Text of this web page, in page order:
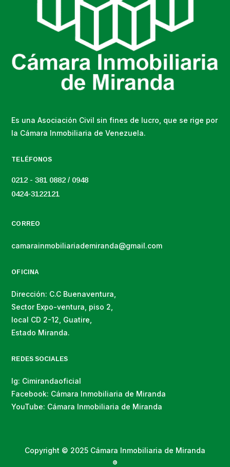
Es una Asociación Civil sin fines de lucro, que se rige por
la Cámara Inmobiliaria de Venezuela.
TELÉFONOS
0212 - 381 0882 / 0948
0424-3122121
CORREO
camarainmobiliariademiranda@gmail.com
OFICINA
Dirección: C.C Buenaventura,
Sector Expo-ventura, piso 2,
local CD 2-12, Guatire,
Estado Miranda.
REDES SOCIALES
Ig: Cimirandaoficial
Facebook: Cámara Inmobiliaria de Miranda
YouTube: Cámara Inmobiliaria de Miranda
Copyright © 2025 Cámara Inmobiliaria de Miranda
®